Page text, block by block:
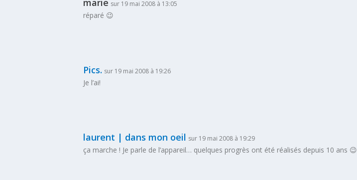
marie sur 19 mai 2008 à 13:05
réparé 😉
Pics. sur 19 mai 2008 à 19:26
Je l’ai!
laurent | dans mon oeil sur 19 mai 2008 à 19:29
ça marche ! Je parle de l’appareil… quelques progrès ont été réalisés depuis 10 ans 😉